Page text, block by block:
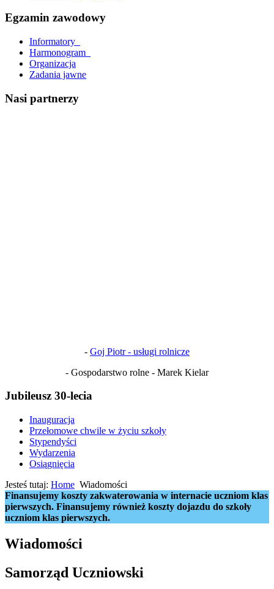
Egzamin zawodowy
Informatory_
Harmonogram_
Organizacja
Zadania jawne
Nasi partnerzy
- Goj Piotr - usługi rolnicze
- Gospodarstwo rolne - Marek Kielar
Jubileusz 30-lecia
Inauguracja
Przełomowe chwile w życiu szkoły
Stypendyści
Wydarzenia
Osiągnięcia
Jesteś tutaj: Home Wiadomości
Finansujemy koszty zakwaterowania w internacie uczniom klas
pierwszych. Finansujemy również koszty dojazdu do szkoły
uczniom klas pierwszych.
Wiadomości
Samorząd Uczniowski